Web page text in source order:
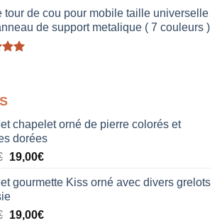
tour de cou pour mobile taille universelle
de support metalique ( 7 couleurs )
chapelet orné de pierre colorés et
dorées
Le
initial
était :
38,00€.
19,00€Le
actuel
19,00€.
gourmette Kiss orné avec divers grelots
Le
19,00€Le